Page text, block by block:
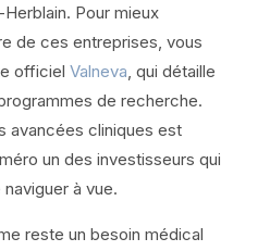
Pour mieux
de ces entreprises, vous
officiel Valneva , qui détaille
de recherche.
avancées cliniques est
un des investisseurs qui
à vue.
reste un besoin médical